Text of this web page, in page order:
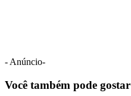
- Anúncio-
Você também pode gostar